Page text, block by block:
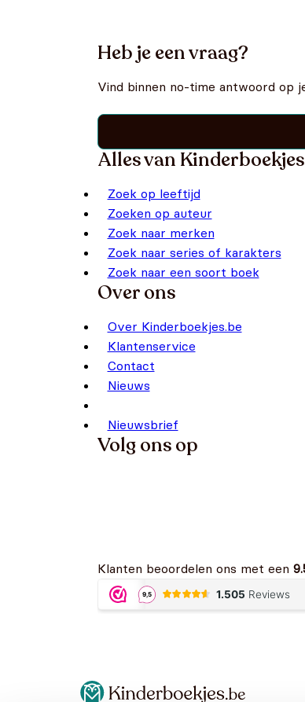
Heb je een vraag?
Vind binnen no-time antwoord op
Alles van
Zoek op leeftijd
Zoeken op auteur
Zoek naar merken
Zoek naar series of karakters
Zoek naar een soort boek
Over ons
Over Kinderboekjes.be
Klantenservice
Contact
Nieuws
Nieuwsbrief
Volg ons op
Klanten beoordelen ons met een